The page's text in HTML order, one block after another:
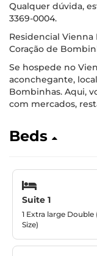
Qualquer dúvida,
3369-0004.
Residencial
Coração de
Se hospede no
aconchegante,
Bombinhas. Aqui,
com mercados,
Beds
Suite 1
1 Extra large Double
Size)